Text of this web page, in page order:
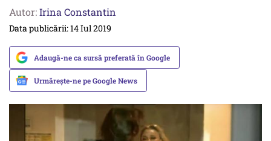
Autor:Irina Constantin
Data publicării: 14 Iul 2019
Adaugă-ne ca sursă preferată în Google
Urmărește-ne pe Google News